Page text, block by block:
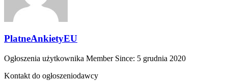
PlatneAnkietyEU
Ogłoszenia użytkownika Member Since: 5 grudnia 2020
Kontakt do ogłoszeniodawcy